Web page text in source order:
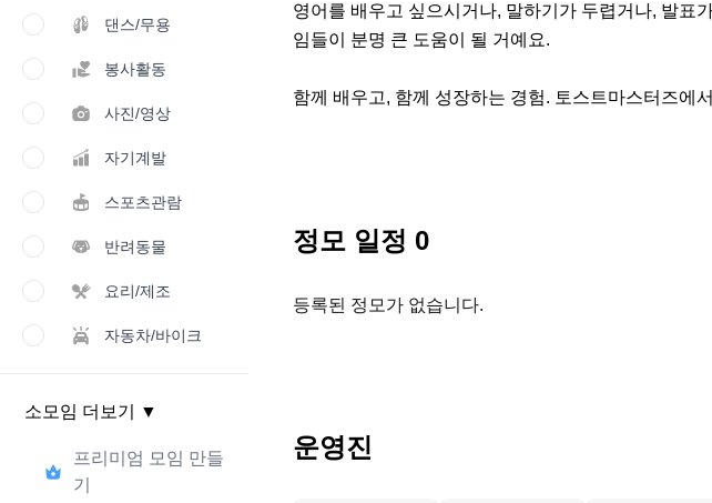
댄스/무용
봉사활동
사진/영상
자기계발
스포츠관람
반려동물
요리/제조
자동차/바이크
소모임 더보기 ▼
프리미엄 모임 만들
기
영어를 배우고 싶으시거나, 말하기가 두렵거나, 발표
임들이 분명 큰 도움이 될 거예요.
함께 배우고, 함께 성장하는 경험. 토스트마스터즈에
정모 일정 0
등록된 정모가 없습니다.
운영진